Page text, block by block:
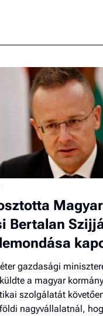
Bertalan
gazdasági
a magyar
szolgálatát
nagyvállalatnál,